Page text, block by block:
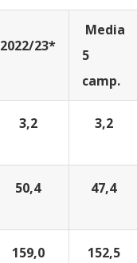
2022/23*
Media
5
camp.
3,2 3,2
50,4 47,4
159,0 152,5